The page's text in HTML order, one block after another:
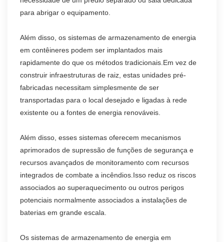
para abrigar o equipamento.
Além disso, os sistemas de armazenamento de energia
em contêineres podem ser implantados mais
rapidamente do que os métodos tradicionais.Em vez de
construir infraestruturas de raiz, estas unidades pré-
fabricadas necessitam simplesmente de ser
transportadas para o local desejado e ligadas à rede
existente ou a fontes de energia renováveis.
Além disso, esses sistemas oferecem mecanismos
aprimorados de supressão de funções de segurança e
recursos avançados de monitoramento com recursos
integrados de combate a incêndios.Isso reduz os riscos
associados ao superaquecimento ou outros perigos
potenciais normalmente associados a instalações de
baterias em grande escala.
Os sistemas de armazenamento de energia em